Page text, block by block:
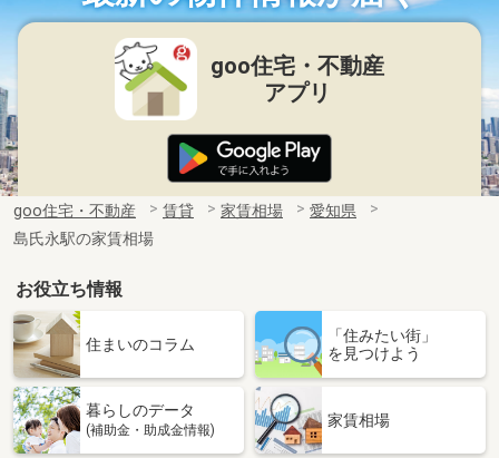
goo住宅・不動産
アプリ
goo住宅・不動産 賃貸 家賃相場
愛知県
島氏永駅の家賃相場
お役立ち情報
住まいのコラム
「住みたい街」
を見つけよう
暮らしのデータ
(補助金・助成金情報)
家賃相場